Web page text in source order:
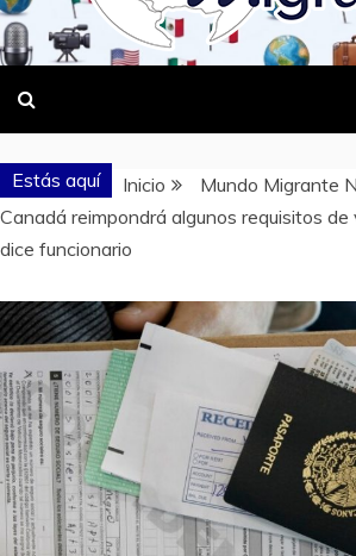
DONDE TODOS SOMOS
Estás aquí Inicio Mundo Migrante
Canadá reimpondrá algunos requisitos
dice funcionario